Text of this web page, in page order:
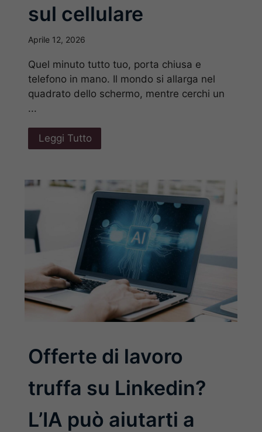
sul cellulare
Aprile 12, 2026
Quel minuto tutto tuo, porta chiusa e
telefono in mano. Il mondo si allarga nel
quadrato dello schermo, mentre cerchi un
...
Leggi Tutto
Offerte di lavoro
truffa su Linkedin?
L’IA può aiutarti a